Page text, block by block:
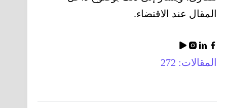
المقال عند الاقتضاء.
المقالات: 272